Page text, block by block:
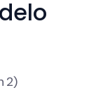
2)